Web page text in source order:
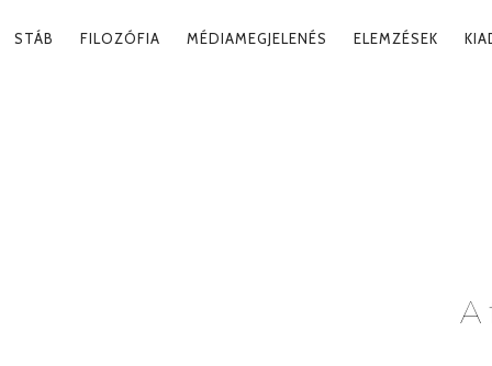
STÁB FILOZÓFIA MÉDIAMEGJELENÉS ELEMZÉSEK
A